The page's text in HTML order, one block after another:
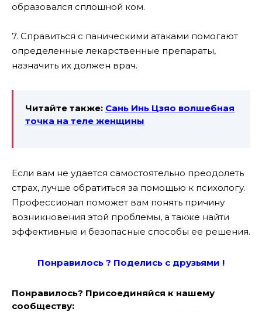
образовался сплошной ком.
7. Справиться с паническими атаками помогают
определенные лекарственные препараты,
назначить их должен врач.
Читайте также: Сань Инь Цзяо волшебная
точка на теле женщины
Если вам не удается самостоятельно преодолеть
страх, лучше обратиться за помощью к психологу.
Профессионал поможет вам понять причину
возникновения этой проблемы, а также найти
эффективные и безопасные способы ее решения.
Понравилось ? Поделись с друзьями !
Понравилось? Присоединяйся к нашему
сообществу: